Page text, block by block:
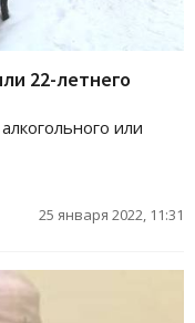
22-летнего
или
25 января 2022, 11:31